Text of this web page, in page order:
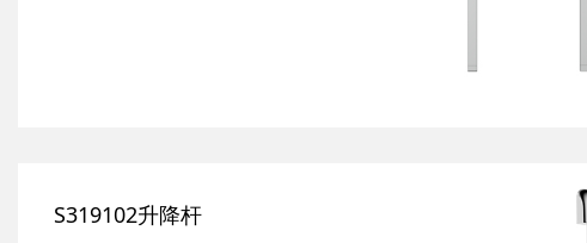
S319102升降杆